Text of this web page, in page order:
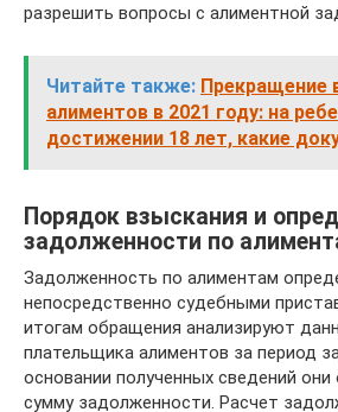
разрешить вопросы с алиментной
Читайте также: Прекращение
алиментов в 2021 году: на
достижении 18 лет, какие
Порядок взыскания и
задолженности по
Задолженность по алиментам
непосредственно судебными
итогам обращения анализируют
плательщика алиментов за период
основании полученных сведений
сумму задолженности. Расчет